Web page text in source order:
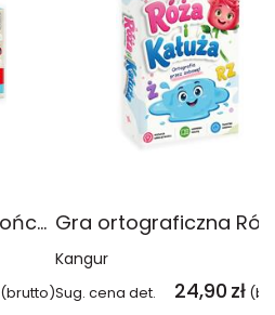
Gra dla Seniora Dokończ przysłowie
(brutto)
Kangur
Sug. cena det. 24,90 zł